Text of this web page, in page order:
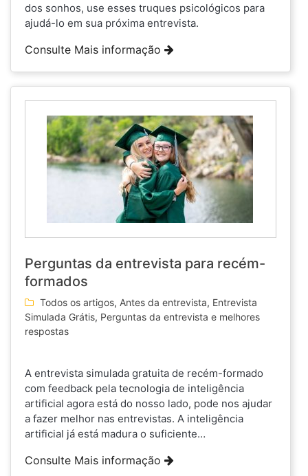
dos sonhos, use esses truques psicológicos para
ajudá-lo em sua próxima entrevista.
Consulte Mais informação
Perguntas da entrevista para recém-
formados
Todos os artigos, Antes da entrevista, Entrevista
Simulada Grátis, Perguntas da entrevista e melhores
respostas
A entrevista simulada gratuita de recém-formado
com feedback pela tecnologia de inteligência
artificial agora está do nosso lado, pode nos ajudar
a fazer melhor nas entrevistas. A inteligência
artificial já está madura o suficiente…
Consulte Mais informação